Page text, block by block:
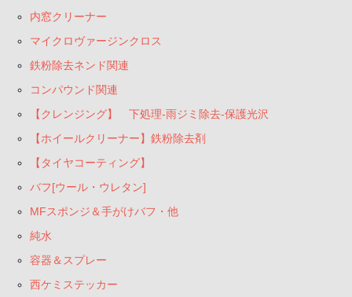
内窓クリーナー
マイクロヴァージンクロス
鉄粉除去ネンド関連
コンパウンド関連
【クレンジング】 下処理-雨ジミ除去-保護光沢
【ホイールクリーナー】鉄粉除去剤
【タイヤコーティング】
バフ[ウール・ウレタン]
MFスポンジ＆手がけバフ・他
純水
容器＆スプレー
西ケミステッカー